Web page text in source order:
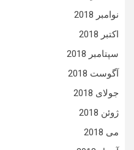
نوامبر 2018
اکتبر 2018
سپتامبر 2018
آگوست 2018
جولای 2018
ژوئن 2018
می 2018